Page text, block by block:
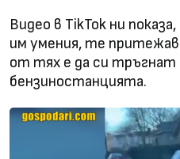
Видео в TikTok ни
им умения, те
от тях е да си тръгнат
бензиностанцията.